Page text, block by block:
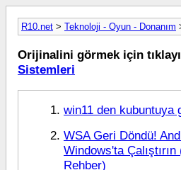
R10.net > Teknoloji - Oyun - Donanım
Orijinalini görmek için
Sistemleri
win11 den kubuntuya
WSA Geri Döndü!
Windows'ta
Rehber)